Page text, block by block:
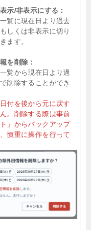
示/非表示にする：
覧に現在日より過去
しくは非表示に切り
ます。
を削除：
覧から現在日より過
削除することができ
付を後から元に戻す
。削除する際は事前
」からバックアップ
慎重に操作を行って